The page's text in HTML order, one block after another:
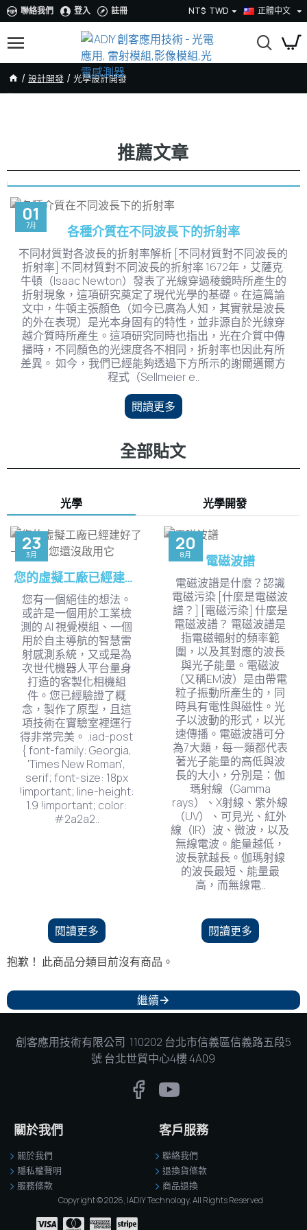
聯絡我們 登入 註冊 NT$ TWD 正體中文
設計開發 光學設計開發
推薦文章
01
7月 各種介質在不同波長下的折射率
不同材質對各波長的折射率解析 [不同材質對不同波長的
折射率] 不同材質對不同波長的折射率 1672年，艾薩克·
牛頓（Isaac Newton）發表了光線穿過稜鏡時所產生的
折射現象，這項研究奠定了現代光學的基礎。在這篇論
文中，牛頓主張顏色（如今已廣為人知，其實就是波長
的外在表現）是光本身固有的特性，並非源自於光線穿
越介質時所產生。這項研究同時也指出，光在介質中傳
播時，不同顏色的光速度各不相同，折射率也因此有所
差異。 如今，我們已經能夠透過下方所示的謝爾邁爾方
程式（Sellmeier e..
閱讀更多
全部貼文
光學 光學開發
23
3月
您的虛擬工廠已經建好了——只是您還沒啟用它
您有一個絕佳的想法。
或許是一個用於工業檢
測的 AI 視覺模組、一個
用於自主導航的智慧雷
射感測系統，又或是為
次世代機器人平台量身
打造的客製化相機組
件。您已經驗證了概
念，製作了原型，且這
項技術在實驗室裡運行
得非常完美。 .iad-post
{ font-family: Georgia,
'Times New Roman',
serif; font-size: 18px
!important; line-height:
1.9 !important; color:
#2a2a2..
閱讀更多
20
8月 電磁波譜
電磁波譜是什麼？認識
電磁污染 [什麼是電磁波
譜？] [電磁污染] 什麼是
電磁波譜？ 電磁波譜是
指電磁輻射的頻率範
圍，以及其對應的波長
與光子能量。電磁波
（又稱EM波）是由帶電
粒子振動所產生的，同
時具有電性與磁性。光
子以波動的形式，以光
速傳播。電磁波譜可分
為7大類，每一類都代表
著光子能量的高低與波
長的大小，分別是：伽
瑪射線（Gamma
rays）、X射線、紫外線
（UV）、可見光、紅外
線（IR）波、微波，以及
無線電波。能量越低，
波長就越長。伽瑪射線
的波長最短、能量最
高，而無線電..
閱讀更多
抱歉！ 此商品分類目前沒有商品。
繼續
創客應用技術有限公司 110202 台北市信義區信義路五段5
號 台北世貿中心4樓 4A09
關於我們
關於我們
隱私權聲明
服務條款
客戶服務
聯絡我們
退換貨條款
商品退換
Copyright © 2026, IADIY Technology, All Rights Reserved